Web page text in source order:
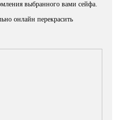
выбранного вами сейфа.
онлайн перекрасить